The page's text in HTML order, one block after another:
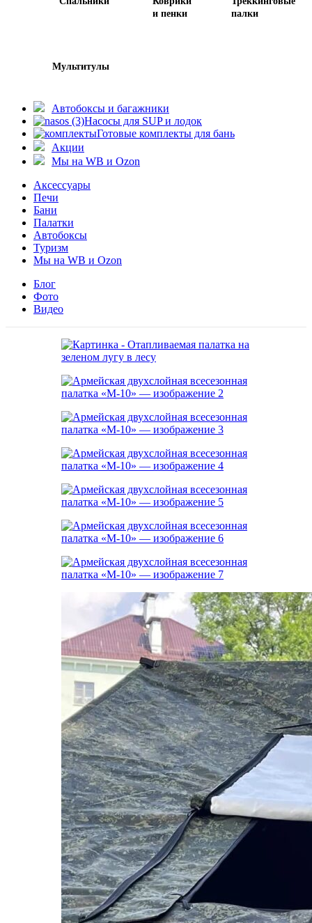
и пенки
палки
Мультитулы
Автобоксы и багажники
Насосы для SUP и лодок
Готовые комплекты для бань
Акции
Мы на WB и Ozon
Аксессуары
Печи
Бани
Палатки
Автобоксы
Туризм
Мы на WB и Ozon
Блог
Фото
Видео